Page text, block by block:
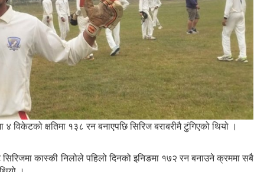
विकेटको क्षतिमा १३८ रन बनाएपछि सिरिज बराबरीमै टुंगिएको थियो ।
कास्की निलोले पहिलो दिनको इनिङमा १७२ रन बनाउने क्रममा सबै